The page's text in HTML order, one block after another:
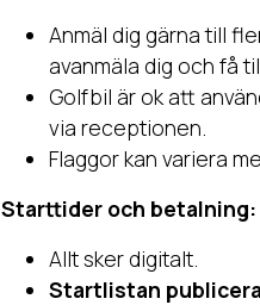
Anmäl dig gärna till
avanmäla dig och få
Golfbil är ok att
via receptionen.
Flaggor kan variera
Starttider och betalning:
Allt sker digitalt.
Startlistan